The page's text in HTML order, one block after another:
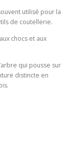
utilisé pour la
de coutellerie.
chocs et aux
qui pousse sur
distincte en